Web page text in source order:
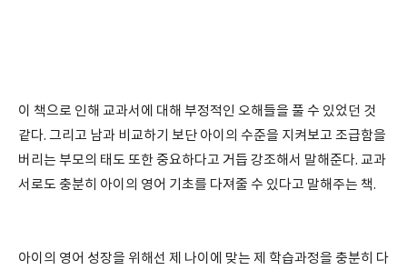
이 책으로 인해 교과서에 대해 부정적인 오해들을 풀 수 있었던 것
같다. 그리고 남과 비교하기 보단 아이의 수준을 지켜보고 조급함을
버리는 부모의 태도 또한 중요하다고 거듭 강조해서 말해준다. 교과
서로도 충분히 아이의 영어 기초를 다져줄 수 있다고 말해주는 책.
아이의 영어 성장을 위해선 제 나이에 맞는 제 학습과정을 충분히 다